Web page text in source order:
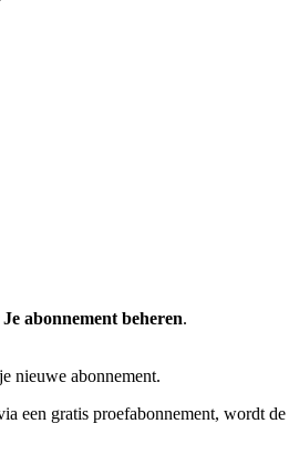
Je abonnement beheren.
nieuwe abonnement.
een gratis proefabonnement, wordt de